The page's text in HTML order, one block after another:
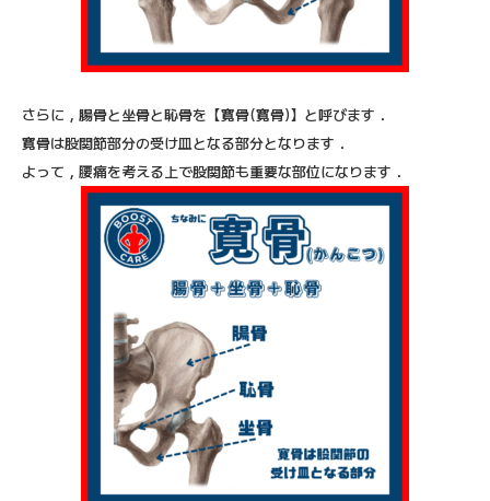
さらに，腸骨と坐骨と恥骨を【寛骨(寛骨)】と呼びます．
寛骨は股関節部分の受け皿となる部分となります．
よって，腰痛を考える上で股関節も重要な部位になります．